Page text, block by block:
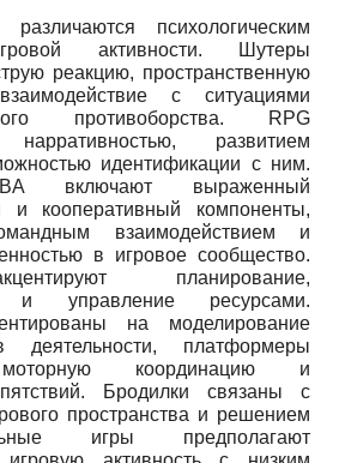
психологическим
активности. Шутеры
реакцию, пространственную
с ситуациями
противоборства. RPG
нарративностью, развитием
идентификации с ним.
включают выраженный
и кооперативный компоненты,
взаимодействием и
в игровое сообщество.
планирование,
и управление ресурсами.
на моделирование
деятельности, платформеры
моторную координацию и
Бродилки связаны с
пространства и решением
игры предполагают